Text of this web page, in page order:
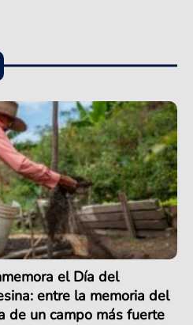
el Día del
entre la memoria del
de un campo más fuerte